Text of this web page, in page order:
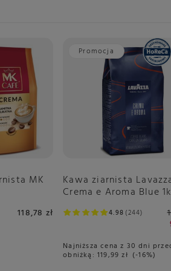
MK
118,78 zł
Promocja
4.98 244
Kawa ziarnista
Crema e Aroma Blue
Najniższa cena z 30 dni
obniżką: 119,99 zł -16%